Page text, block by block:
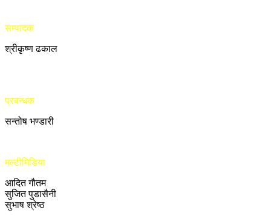
सम्पादक
श्रीकृष्ण ढकाल
प्रबन्धक
सन्तोष भण्डारी
मल्टीमिडिया
आदित गौतम
सुजित पुडासैनी
सुभाष श्रेष्ठ